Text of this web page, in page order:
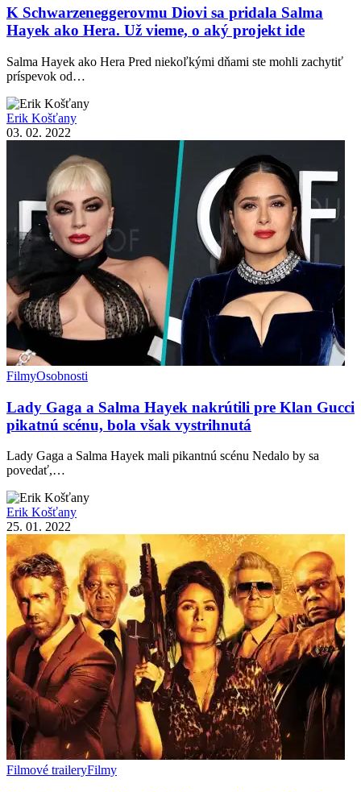
K Schwarzeneggerovmu Diovi sa pridala Salma
Hayek ako Hera. Už vieme, o aký projekt ide
Salma Hayek ako Hera Pred niekoľkými dňami ste mohli zachytiť
príspevok od…
Erik Košťany
03. 02. 2022
FilmyOsobnosti
Lady Gaga a Salma Hayek nakrútili pre Klan Gucci
pikatnú scénu, bola však vystrihnutá
Lady Gaga a Salma Hayek mali pikantnú scénu Nedalo by sa
povedať,…
Erik Košťany
25. 01. 2022
Filmové traileryFilmy